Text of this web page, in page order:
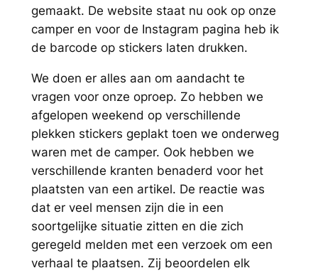
gemaakt. De website staat nu ook op onze
camper en voor de Instagram pagina heb ik
de barcode op stickers laten drukken.
We doen er alles aan om aandacht te
vragen voor onze oproep. Zo hebben we
afgelopen weekend op verschillende
plekken stickers geplakt toen we onderweg
waren met de camper. Ook hebben we
verschillende kranten benaderd voor het
plaatsten van een artikel. De reactie was
dat er veel mensen zijn die in een
soortgelijke situatie zitten en die zich
geregeld melden met een verzoek om een
verhaal te plaatsen. Zij beoordelen elk